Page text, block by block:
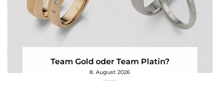
Team Gold oder Team Platin?
8. August 2026